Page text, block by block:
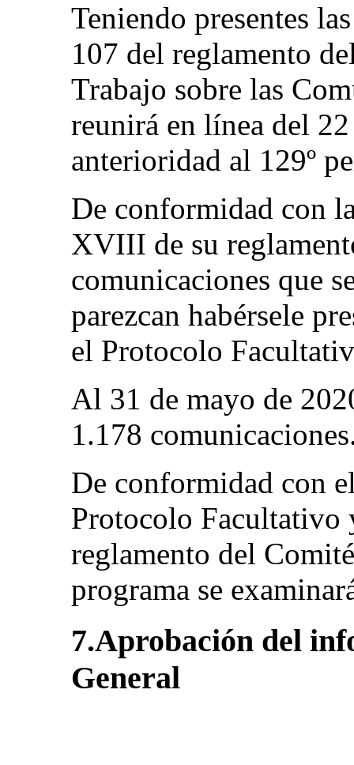
Teniendo presentes
107 del reglamento
Trabajo sobre las
reunirá en línea del
anterioridad al 129º
De conformidad con
XVIII de su
comunicaciones que
parezcan habérsele
el Protocolo
Al 31 de mayo de
1.178
De conformidad con
Protocolo Facultativo
reglamento del
programa se
7.Aprobación del
General